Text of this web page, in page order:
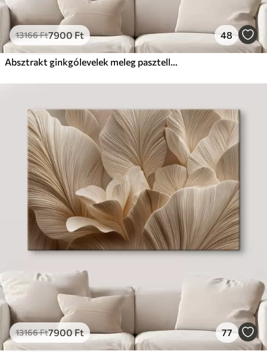
13166Ft7900Ft 48
Absztrakt ginkgólevelek meleg pasztell színekben
13166Ft7900 Ft 77